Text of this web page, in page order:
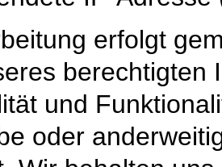
erfolgt
berechtigten
und
oder